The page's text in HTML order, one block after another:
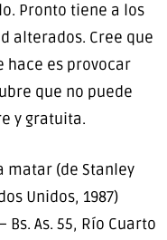
Pronto tiene a los
alterados. Cree que
hace es provocar
que no puede
y gratuita.
matar (de Stanley
Unidos, 1987)
As. 55, Río Cuarto